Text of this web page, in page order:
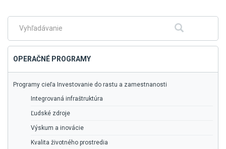
menu
Fulltextové
Hľadať
OPERAČNÉ PROGRAMY
Programy cieľa Investovanie do rastu a zamestnanosti
Integrovaná infraštruktúra
Ľudské zdroje
Výskum a inovácie
Kvalita životného prostredia